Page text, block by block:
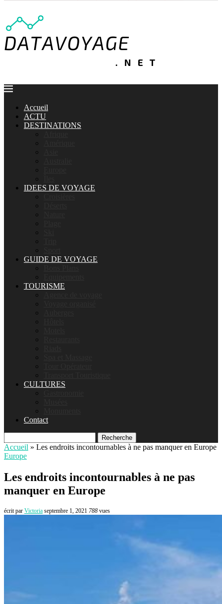
Accueil
ACTU
DESTINATIONS
IDEES DE VOYAGE
GUIDE DE VOYAGE
TOURISME
CULTURES
Contact
Recherche
Accueil » Les endroits incontournables à ne pas manquer en Europe
Europe
Les endroits incontournables à ne pas
manquer en Europe
écrit par Victoria septembre 1, 2021 788 vues